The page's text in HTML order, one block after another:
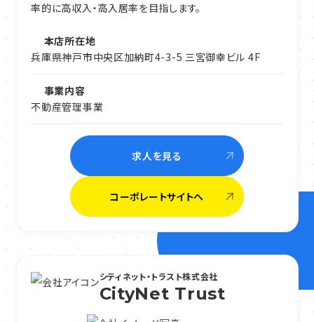
率的に高収入・高入居率を目指します。
本店所在地
兵庫県神戸市中央区加納町4-3-5 三宮御幸ビル 4F
事業内容
不動産管理事業
コーポレートサイトへ
求人を見る
シティネット・トラスト株式会社
CityNet Trust